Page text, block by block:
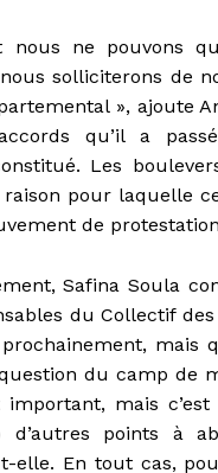
nous ne pouvons
solliciterons de
», ajoute
qu’il a
Les
raison pour laquelle
de
Safina Soula
du Collectif
mais
du camp de
mais
d’autres points à
elle. En tout cas,